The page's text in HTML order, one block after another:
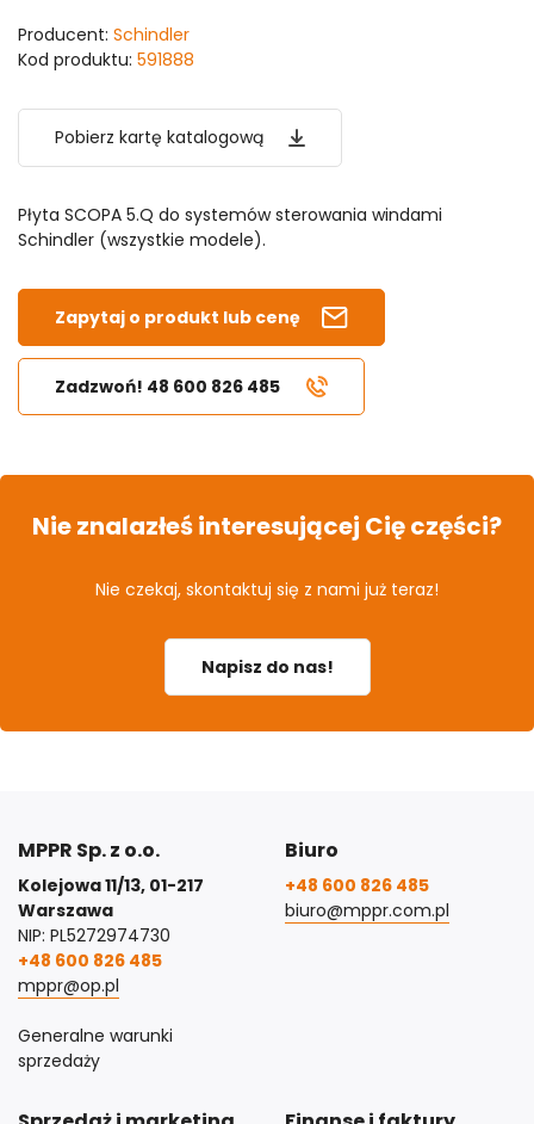
Producent: Schindler
Kod produktu: 591888
Pobierz kartę katalogową
Płyta SCOPA 5.Q do systemów sterowania windami
Schindler (wszystkie modele).
Zapytaj o produkt lub cenę
Zadzwoń! 48 600 826 485
Nie znalazłeś interesującej Cię części?
Nie czekaj, skontaktuj się z nami już teraz!
Napisz do nas!
MPPR Sp. z o.o.
Kolejowa 11/13, 01-217
Warszawa
NIP: PL5272974730
+48 600 826 485
mppr@op.pl
Generalne warunki
sprzedaży
Biuro
+48 600 826 485
biuro@mppr.com.pl